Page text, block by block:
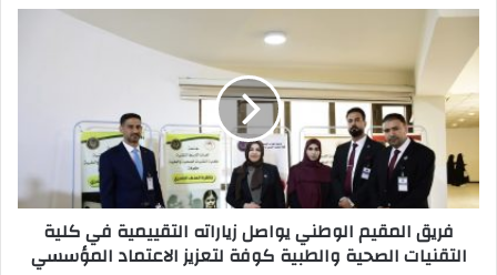
فريق
المقيم
الوطني
يواصل
زياراته
في
كلية
التقنيات
الصحية
والطبية
فريق المقيم الوطني يواصل زياراته التقييمية في كلية
التقنيات الصحية والطبية كوفة لتعزيز الاعتماد المؤسسي